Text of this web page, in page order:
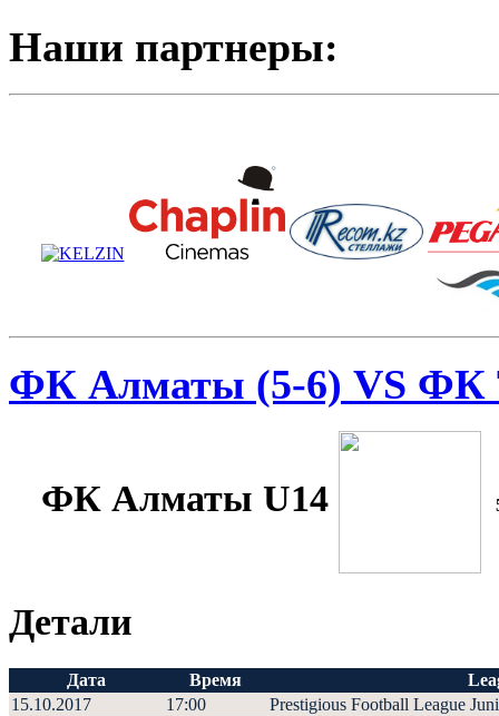
Наши партнеры:
ФК Алматы (5-6) VS ФК
ФК Алматы U14
Детали
Дата Время
15.10.2017
17:00 Prestigious Football League